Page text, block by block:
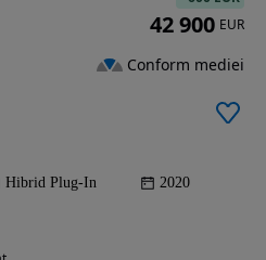
Hibrid Plug-In 2020
42 900 EUR
Conform mediei